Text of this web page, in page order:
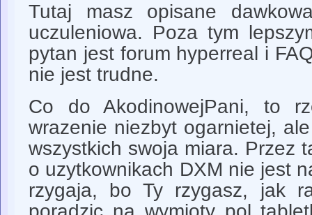
Tutaj masz opisane
uczuleniowa. Poza tym
pytan jest forum hyperreal i
nie jest trudne.
Co do AkodinowejPani, to
wrazenie niezbyt ogarnietej,
wszystkich swoja miara. Przez
o uzytkownikach DXM nie jest
rzygaja, bo Ty rzygasz, jak